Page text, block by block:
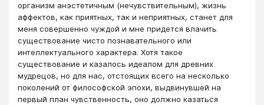
организм анэстетичным (нечувствительным), жизнь
аффектов, как приятных, так и неприятных, станет для
меня совершенно чуждой и мне придется влачить
существование чисто познавательного или
интеллектуального характера. Хотя такое
существование и казалось идеалом для древних
мудрецов, но для нас, отстоящих всего на несколько
поколений от философской эпохи, выдвинувшей на
первый план чувственность, оно должно казаться